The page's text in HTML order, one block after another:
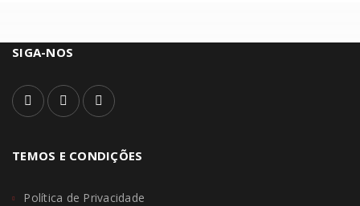
SIGA-NOS
TEMOS E CONDIÇÕES
Política de Privacidade